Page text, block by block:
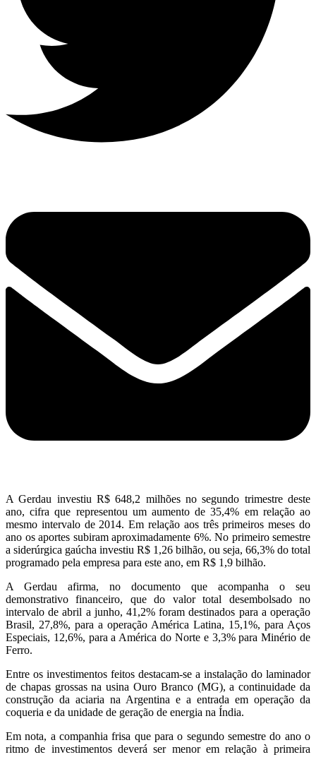
A Gerdau investiu R$ 648,2 milhões no segundo trimestre deste
ano, cifra que representou um aumento de 35,4% em relação ao
mesmo intervalo de 2014. Em relação aos três primeiros meses do
ano os aportes subiram aproximadamente 6%. No primeiro semestre
a siderúrgica gaúcha investiu R$ 1,26 bilhão, ou seja, 66,3% do total
programado pela empresa para este ano, em R$ 1,9 bilhão.
A Gerdau afirma, no documento que acompanha o seu
demonstrativo financeiro, que do valor total desembolsado no
intervalo de abril a junho, 41,2% foram destinados para a operação
Brasil, 27,8%, para a operação América Latina, 15,1%, para Aços
Especiais, 12,6%, para a América do Norte e 3,3% para Minério de
Ferro.
Entre os investimentos feitos destacam-se a instalação do laminador
de chapas grossas na usina Ouro Branco (MG), a continuidade da
construção da aciaria na Argentina e a entrada em operação da
coqueria e da unidade de geração de energia na Índia.
Em nota, a companhia frisa que para o segundo semestre do ano o
ritmo de investimentos deverá ser menor em relação à primeira